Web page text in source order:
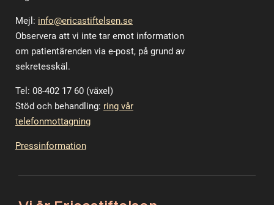
Mejl: info@ericastiftelsen.se
Observera att vi inte tar emot information
om patientärenden via e-post, på grund av
sekretesskäl.
Tel: 08-402 17 60 (växel)
Stöd och behandling: ring vår
telefonmottagning
Pressinformation